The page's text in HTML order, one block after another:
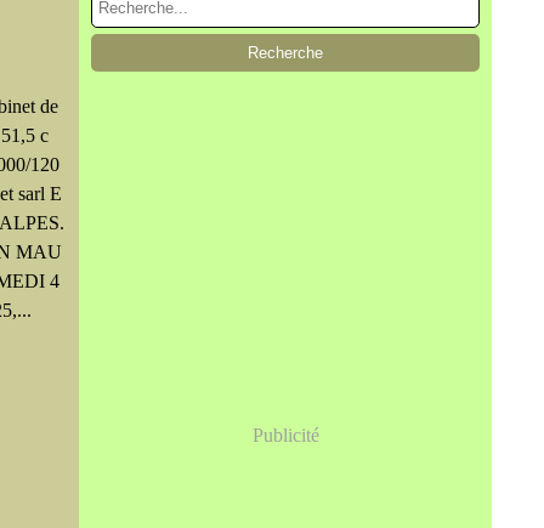
de
c
120
sarl E
MAU
4
Publicité